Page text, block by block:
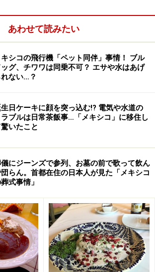
本、さまざまなサルサを紹介していま
料理
使った定番料理を案内しています＞＞
基本、トルティージャ料理とは
あわせて読みたい
シコの飛行機「ペット同伴」事情！ ブル
ッグ、チワワは同乗不可？ エサや水はあげ
れない…？
日ケーキに顔を突っ込む!? 電気や水道の
ラブルは日常茶飯事…「メキシコ」に移住し
いたこと
にジーンズで参列、お墓の前で歌って飲ん
らん。首都在住の日本人が見た「メキシコ
式事情」